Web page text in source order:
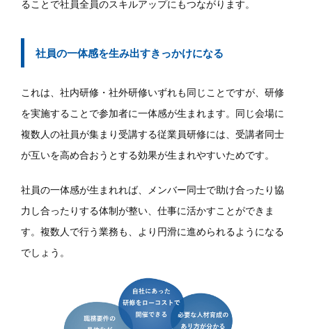
ることで社員全員のスキルアップにもつながります。
社員の一体感を生み出すきっかけになる
これは、社内研修・社外研修いずれも同じことですが、研修
を実施することで参加者に一体感が生まれます。同じ会場に
複数人の社員が集まり受講する従業員研修には、受講者同士
が互いを高め合おうとする効果が生まれやすいためです。
社員の一体感が生まれれば、メンバー同士で助け合ったり協
力し合ったりする体制が整い、仕事に活かすことができま
す。複数人で行う業務も、より円滑に進められるようになる
でしょう。